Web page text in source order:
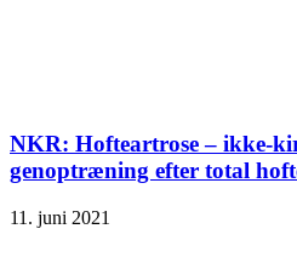
NKR: Hofteartrose – ikke-
genoptræning efter total
11. juni 2021